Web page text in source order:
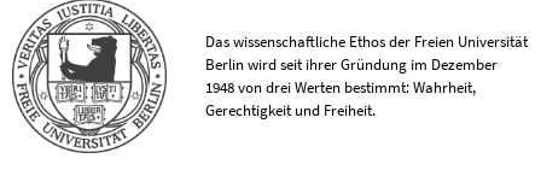
Das wissenschaftliche Ethos der Freien Universität
Berlin wird seit ihrer Gründung im Dezember
1948 von drei Werten bestimmt: Wahrheit,
Gerechtigkeit und Freiheit.